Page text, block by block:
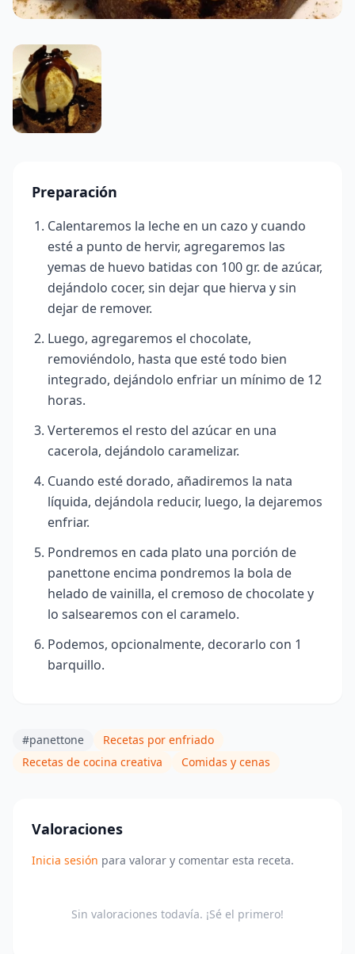
Preparación
Calentaremos la leche en un cazo y cuando
esté a punto de hervir, agregaremos las
yemas de huevo batidas con 100 gr. de azúcar,
dejándolo cocer, sin dejar que hierva y sin
dejar de remover.
Luego, agregaremos el chocolate,
removiéndolo, hasta que esté todo bien
integrado, dejándolo enfriar un mínimo de 12
horas.
Verteremos el resto del azúcar en una
cacerola, dejándolo caramelizar.
Cuando esté dorado, añadiremos la nata
líquida, dejándola reducir, luego, la dejaremos
enfriar.
Pondremos en cada plato una porción de
panettone encima pondremos la bola de
helado de vainilla, el cremoso de chocolate y
lo salsearemos con el caramelo.
Podemos, opcionalmente, decorarlo con 1
barquillo.
#panettone
Recetas por enfriado
Recetas de cocina creativa
Comidas y cenas
Valoraciones
Inicia sesión para valorar y comentar esta receta.
Sin valoraciones todavía. ¡Sé el primero!